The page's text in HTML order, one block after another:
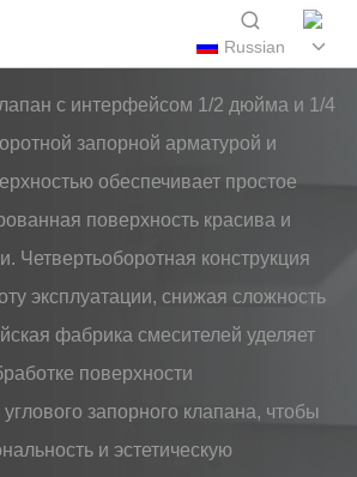
Russian
с интерфейсом 1/2 дюйма и 1/4
запорной арматурой и
обеспечивает простое
поверхность красива и
Четвертьоборотная конструкция
эксплуатации, снижая сложность
фабрика смесителей уделяет
поверхности
запорного клапана, чтобы
и эстетическую